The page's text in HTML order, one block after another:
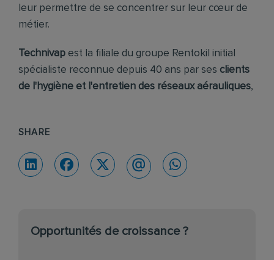
leur permettre de se concentrer sur leur cœur de
métier.
Technivap est la filiale du groupe Rentokil initial
spécialiste reconnue depuis 40 ans par ses clients
de l'hygiène et l'entretien des réseaux aérauliques,
SHARE
Opportunités de croissance ?